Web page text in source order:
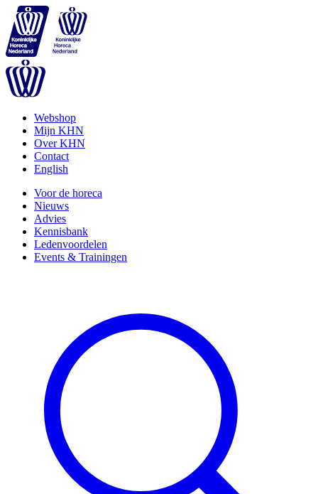
Webshop
Mijn KHN
Over KHN
Contact
English
Voor de horeca
Nieuws
Advies
Kennisbank
Ledenvoordelen
Events & Trainingen